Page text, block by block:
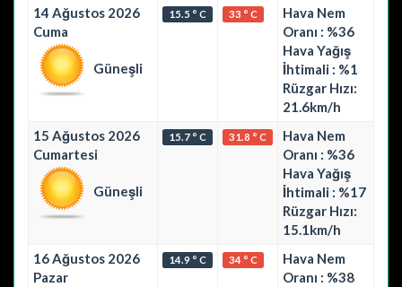
14 Ağustos 2026
Cuma
Güneşli
15.5 ° C 33 ° C
Hava Nem
Oranı : %36
Hava Yağış
İhtimali : %1
Rüzgar Hızı:
21.6km/h
15 Ağustos 2026
Cumartesi
Güneşli
15.7 ° C 31.8 ° C
Hava Nem
Oranı : %36
Hava Yağış
İhtimali : %17
Rüzgar Hızı:
15.1km/h
16 Ağustos 2026
Pazar
14.9 ° C 34 ° C
Hava Nem
Oranı : %38